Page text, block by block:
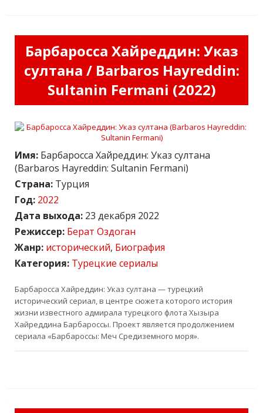
Барбаросса Хайреддин: Указ
султана / Barbaros Hayreddin:
Sultanin Fermani (2022)
Имя: Барбаросса Хайреддин: Указ султана
(Barbaros Hayreddin: Sultanin Fermani)
Страна: Турция
Год: 2022
Дата выхода: 23 декабря 2022
Режиссер: Берат Оздоган
Жанр: исторический, Биография
Категория: Турецкие сериалы
Барбаросса Хайреддин: Указ султана — турецкий
исторический сериал, в центре сюжета которого история
жизни известного адмирала турецкого флота Хызыра
Хайреддина Барбароссы. Проект является продолжением
сериала «Барбароссы: Меч Средиземного моря».